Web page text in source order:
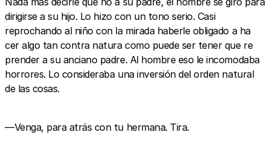
dirigirse a su hijo. Lo hizo con un tono serio. Casi
reprochando al niño con la mirada haberle obligado a ha
cer algo tan contra natura como puede ser tener que re
prender a su anciano padre. Al hombre eso le incomodaba
horrores. Lo consideraba una inversión del orden natural
de las cosas.
—Venga, para atrás con tu hermana. Tira.